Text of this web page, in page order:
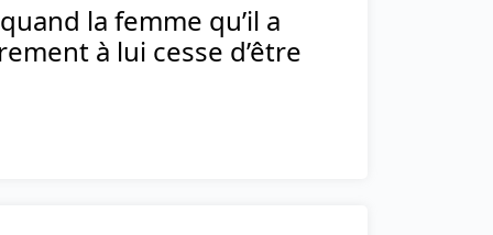
la femme qu’il a
à lui cesse d’être